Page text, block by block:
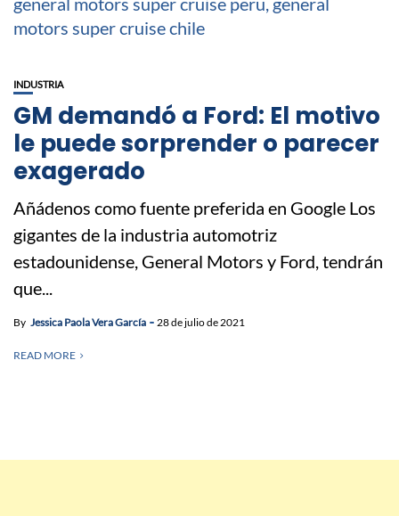
INDUSTRIA
GM demandó a Ford: El motivo
le puede sorprender o parecer
exagerado
Añádenos como fuente preferida en Google Los
gigantes de la industria automotriz
estadounidense, General Motors y Ford, tendrán
que...
By Jessica Paola Vera García 28 de julio de 2021
READ MORE